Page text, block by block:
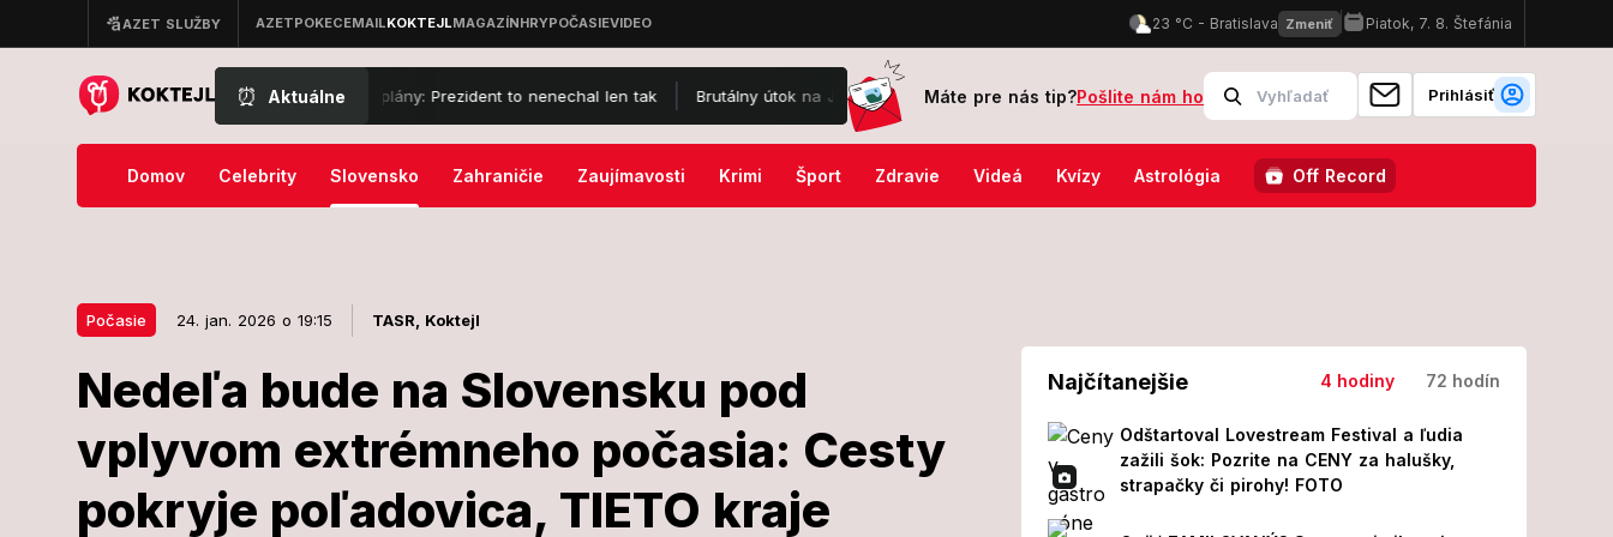
⏰ Aktuálne
súd prekazil Trumpovy veľké plány: Prezident to nenechal len tak Brutálny útok na Jaromíra Soukupa: Skončil v nemocnici a je po operácii! Z jeho prvých slov MRAZÍ Odštartoval Lovestream
Máte pre nás tip?Pošlite nám ho Prihlásiť
Domov Celebrity Slovensko Zahraničie Zaujímavosti Krimi Šport Zdravie Videá Kvízy Astrológia Off Record
Počasie 24. jan. 2026 o 19:15 TASR, Koktejl
Nedeľa bude na Slovensku pod
vplyvom extrémneho počasia: Cesty
pokryje poľadovica, TIETO kraje
Nedeľa bude na Slovensku
Najčítanejšie 4 hodiny 72 hodín
Odštartoval Lovestream Festival a ľudia
zažili šok: Pozrite na CENY za halušky,
strapačky či pirohy! FOTO